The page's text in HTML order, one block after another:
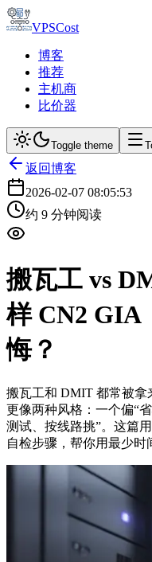
VPSCost
博客
推荐
主机商
比价器
Toggle theme
返回博客
2026-02-07 08:05:53
约 9 分钟阅读
搬瓦工 vs
样 CN2 GIA
悔？
搬瓦工和 DMIT 都常被拿
更像两种风格：一个偏“
测试、按线路挑”。这篇
自检步骤，帮你用最少时